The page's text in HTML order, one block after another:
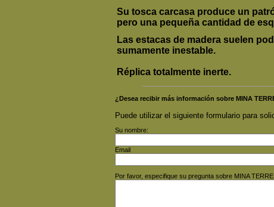
Su tosca carcasa produce un
pero una pequeña cantidad de
Las estacas de madera suelen
sumamente inestable.
Réplica totalmente inerte.
¿Desea recibir más información sobre MINA
Puede utilizar el siguiente formulario para
Su nombre:
Email
Por favor, especifique su pregunta sobre MINA